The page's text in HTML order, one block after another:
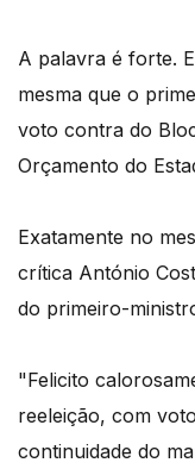
A palavra é forte.
mesma que o
voto contra do
Orçamento do
Exatamente no
crítica António
do primeiro-
"Felicito
reeleição, com
continuidade do